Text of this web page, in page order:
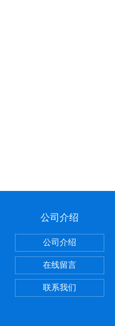
公司介绍
公司介绍
在线留言
联系我们